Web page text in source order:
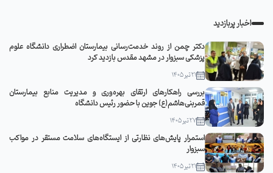
اخبار پربازدید
دکتر چمن از روند خدمت‌رسانی بیمارستان اضطراری دانشگاه علوم
پزشکی سبزوار در مشهد مقدس بازدید کرد
21 تیر 1405
بررسی راهکارهای ارتقای بهره‌وری و مدیریت منابع بیمارستان
قمربنی‌هاشم(ع) جوین با حضور رئیس دانشگاه
27 تیر 1405
استمرار پایش‌های نظارتی از ایستگاه‌های سلامت مستقر در مواکب
سبزوار
21 تیر 1405